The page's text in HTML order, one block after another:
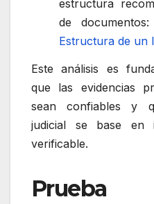
estructura
de documentos:
Estructura de un
Este análisis es
que las evidencias
sean confiables y
judicial se base en
verificable.
Prueba